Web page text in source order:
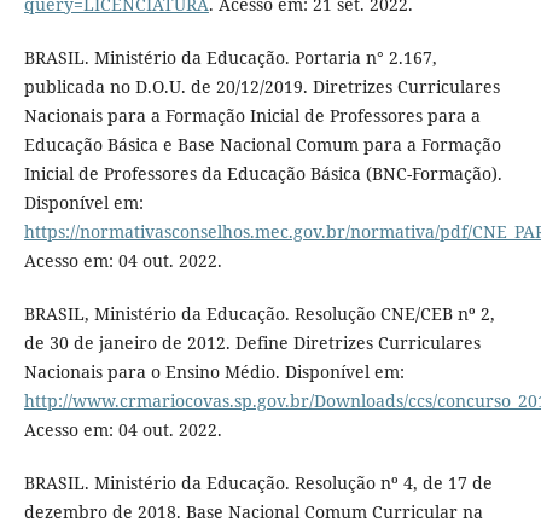
BRASIL. Ministério da Educação. Portaria n° 2.167,
publicada no D.O.U. de 20/12/2019. Diretrizes Curriculares
Nacionais para a Formação Inicial de Professores para a
Educação Básica e Base Nacional Comum para a Formação
Inicial de Professores da Educação Básica (BNC-Formação).
Disponível em:
https://normativasconselhos.mec.gov.br/normativa/pdf/
Acesso em: 04 out. 2022.
BRASIL, Ministério da Educação. Resolução CNE/CEB nº 2,
de 30 de janeiro de 2012. Define Diretrizes Curriculares
Nacionais para o Ensino Médio. Disponível em:
http://www.crmariocovas.sp.gov.br/Downloads/ccs/
Acesso em: 04 out. 2022.
BRASIL. Ministério da Educação. Resolução nº 4, de 17 de
dezembro de 2018. Base Nacional Comum Curricular na